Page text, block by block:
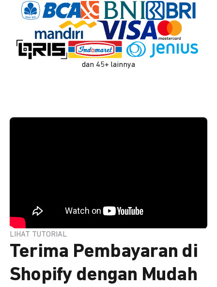
dan 45+ lainnya
LIHAT TUTORIAL
Terima Pembayaran di
Shopify dengan Mudah